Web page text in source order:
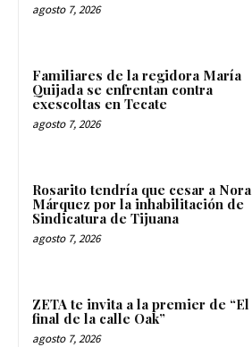
agosto 7, 2026
Familiares de la regidora María
Quijada se enfrentan contra
exescoltas en Tecate
agosto 7, 2026
Rosarito tendría que cesar a Nora
Márquez por la inhabilitación de
Sindicatura de Tijuana
agosto 7, 2026
ZETA te invita a la premier de “El
final de la calle Oak”
agosto 7, 2026